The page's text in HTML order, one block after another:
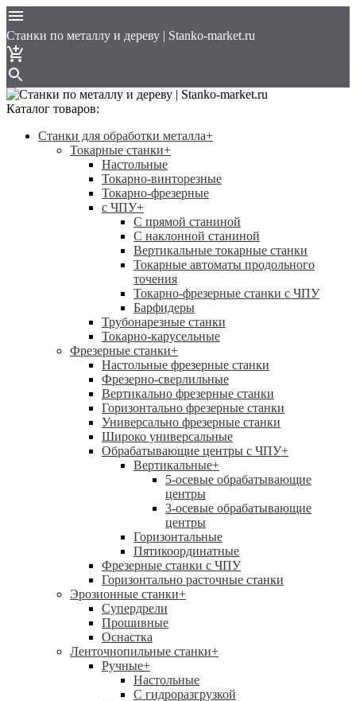
Cтанки по металлу и дереву | Stanko-market.ru
Каталог товаров:
Станки для обработки металла+
Токарные станки+
Настольные
Токарно-винторезные
Токарно-фрезерные
с ЧПУ+
С прямой станиной
C наклонной станиной
Вертикальные токарные станки
Токарные автоматы продольного
точения
Токарно-фрезерные станки с ЧПУ
Барфидеры
Трубонарезные станки
Токарно-карусельные
Фрезерные станки+
Настольные фрезерные станки
Фрезерно-сверлильные
Вертикально фрезерные станки
Горизонтально фрезерные станки
Универсально фрезерные станки
Широко универсальные
Обрабатывающие центры с ЧПУ+
Вертикальные+
5-осевые обрабатывающие
центры
3-осевые обрабатывающие
центры
Горизонтальные
Пятикоординатные
Фрезерные станки с ЧПУ
Горизонтально расточные станки
Эрозионные станки+
Супердрели
Прошивные
Оснастка
Ленточнопильные станки+
Ручные+
Настольные
С гидроразгрузкой